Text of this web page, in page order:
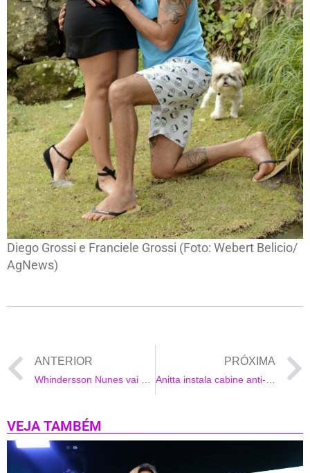
Diego Grossi e Franciele Grossi (Foto: Webert Belicio/
AgNews)
ANTERIOR PRÓXIMA
VEJA TAMBÉM